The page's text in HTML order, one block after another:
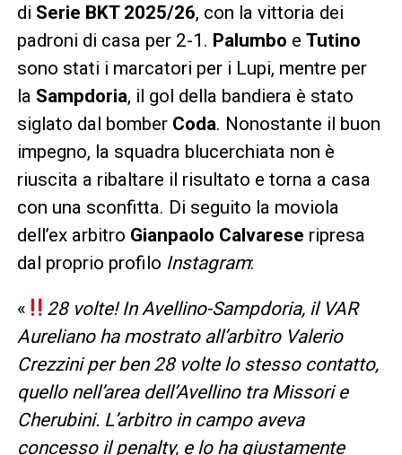
di Serie BKT 2025/26, con la vittoria dei
padroni di casa per 2-1. Palumbo e Tutino
sono stati i marcatori per i Lupi, mentre per
la Sampdoria, il gol della bandiera è stato
siglato dal bomber Coda. Nonostante il buon
impegno, la squadra blucerchiata non è
riuscita a ribaltare il risultato e torna a casa
con una sconfitta. Di seguito la moviola
dell’ex arbitro Gianpaolo Calvarese ripresa
dal proprio profilo Instagram:
«
28 volte! In Avellino-Sampdoria, il VAR
Aureliano ha mostrato all’arbitro Valerio
Crezzini per ben 28 volte lo stesso contatto,
quello nell’area dell’Avellino tra Missori e
Cherubini. L’arbitro in campo aveva
concesso il penalty, e lo ha giustamente